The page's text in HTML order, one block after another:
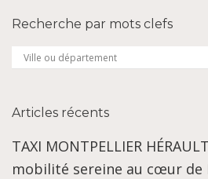
Recherche par mots clefs
Articles récents
TAXI MONTPELLIER
mobilité sereine au cœur